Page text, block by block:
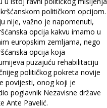
političkom opcijom.
nije, važno je napomenuti,
opcija kakvu imamo u
europskim zemljama, nego
opcija koja
puzajuću rehabilitaciju
političkog pokreta novije
povijesti, onog koji je
poglavnik Nezavisne države
Ante Pavelić.